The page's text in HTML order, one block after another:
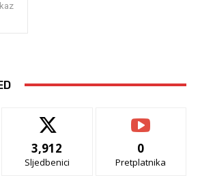
3,912
Sljedbenici
0
Pretplatnika